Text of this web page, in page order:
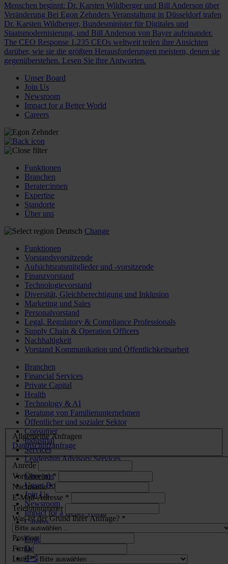
Menschen beginnt: Dr. Karsten Wildberger und Bill Anderson über
Veränderung Bei Egon Zehnders Veranstaltung in Düsseldorf trafen
Dr. Karsten Wildberger, Bundesminister für Digitales und
Staatsmodernisierung, und Bill Anderson von Bayer aufeinander.
The CEO Response 1.235 CEOs weltweit teilen ihre Ansichten
darüber, wie sie die größten Herausforderungen meistern, denen sie
gegenüberstehen. Lesen Sie ihre Antworten.
Unser Board
Join Us
Newsroom
Impact for a Better World
Careers
Funktionen
Branchen
Berater:innen
Expertise
Standorte
Über uns
Deutsch Change
Funktionen
Vorstandsvorsitzende
Aufsichtsratsmitglieder und -vorsitzende
Finanzvorstand
Technologievorstand
Diversität, Gleichberechtigung und Inklusion
Marketing und Sales
Personalvorstand
Legal, Regulatory & Compliance Professionals
Supply Chain & Operation Officers
Nachhaltigkeit
Vorstand Kommunikation und Öffentlichkeitsarbeit
Branchen
Financial Services
Private Capital
Health
Technology & AI
Beratung von Familienunternehmen
Öffentlicher und sozialer Sektor
Consumer
Industrial
Services
Leadership Advisory Services
Über uns
Unser Board
Join Us
Newsroom
Impact for a Better World
Careers
English
Deutsch
中文
Allgemeine Anfragen
Datenschutzanfrage
Anrede
Vorname(n) *
Nachname *
E-Mail-Adresse *
Telefonnummer
Was ist der Grund Ihrer Anfrage? *
Position
Firma
Land *